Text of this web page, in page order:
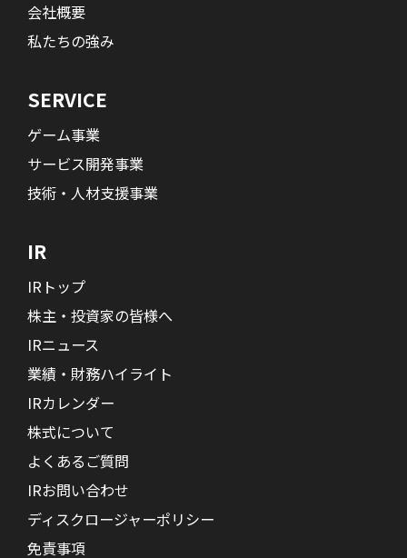
会社概要
私たちの強み
SERVICE
ゲーム事業
サービス開発事業
技術・人材支援事業
IR
IRトップ
株主・投資家の皆様へ
IRニュース
業績・財務ハイライト
IRカレンダー
株式について
よくあるご質問
IRお問い合わせ
ディスクロージャーポリシー
免責事項